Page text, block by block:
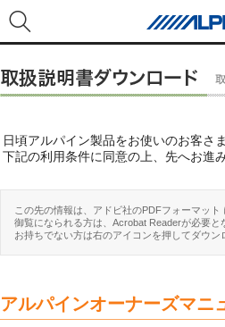
日頃アルパイン製品をお使いのお客さ
下記の利用条件に同意の上、先へお進
この先の情報は、アドビ社のPDFフォーマット
御覧になられる方は、Acrobat Readerが必要と
お持ちでない方は右のアイコンを押してダウン
アルパインオーナーズマニ